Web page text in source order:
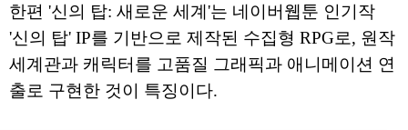
한편 '신의 탑: 새로운 세계'는 네이버웹툰 인기작
'신의 탑' IP를 기반으로 제작된 수집형 RPG로, 원작
세계관과 캐릭터를 고품질 그래픽과 애니메이션 연
출로 구현한 것이 특징이다.